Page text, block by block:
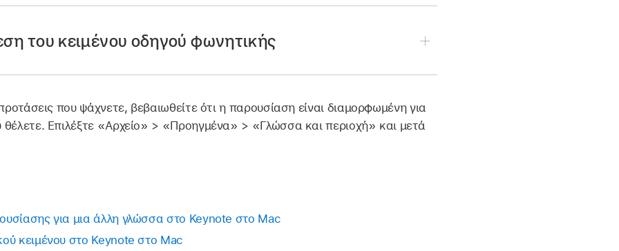
παραγράφου στο τέλος ή σημεία στίξης στο επιλεγμένο κείμενό σας.
εμφανίζεται μαζί με το επιλεγμένο κείμενο.
του κειμένου οδηγού φωνητικής
κάντε κλικ στη λέξη με το κείμενο οδηγού φωνητικής και μετά επιλέξτε
στο μενού συντόμευσης.
οδηγού:
που παρουσιάζονται εξαρτώνται από τα πληκτρολόγια που έχετε
που ψάχνετε, βεβαιωθείτε ότι η παρουσίαση είναι διαμορφωμένη για
Επιλέξτε «Αρχείο» > «Προηγμένα» > «Γλώσσα και περιοχή» και μετά
για μια άλλη γλώσσα στο Keynote στο Mac
κειμένου στο Keynote στο Mac